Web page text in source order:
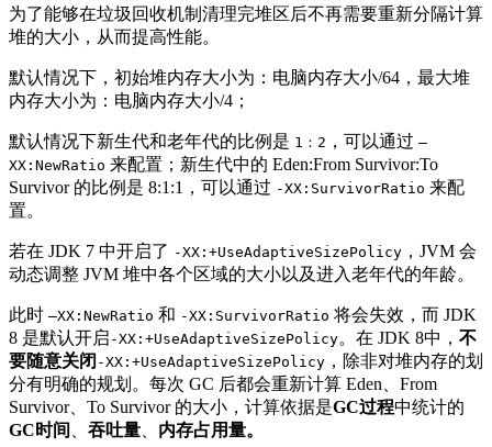
为了能够在垃圾回收机制清理完堆区后不再需要重新分隔计算
堆的大小，从而提高性能。
默认情况下，初始堆内存大小为：电脑内存大小/64，最大堆
内存大小为：电脑内存大小/4；
默认情况下新生代和老年代的比例是 1：2 ，可以通过 –
XX:NewRatio 来配置；新生代中的 Eden:From Survivor:To
Survivor 的比例是 8:1:1，可以通过 -XX:SurvivorRatio 来配
置。
若在 JDK 7 中开启了 -XX:+UseAdaptiveSizePolicy ，JVM 会
动态调整 JVM 堆中各个区域的大小以及进入老年代的年龄。
此时 –XX:NewRatio 和 -XX:SurvivorRatio 将会失效，而 JDK
8 是默认开启 -XX:+UseAdaptiveSizePolicy。在 JDK 8中， 不
要随意关闭 -XX:+UseAdaptiveSizePolicy ，除非对堆内存的划
分有明确的规划。每次 GC 后都会重新计算 Eden、From
Survivor、To Survivor 的大小，计算依据是GC过程中统计的
GC时间 、 吞吐量、 内存占用量。